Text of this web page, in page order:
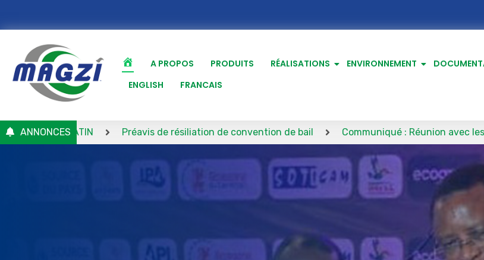
A PROPOS PRODUITS RÉALISATIONS ENVIRONNEMENT
ENGLISH
FRANCAIS
ANNONCESPréavis de résiliation de convention de bail Communiqué : Réunion avec les